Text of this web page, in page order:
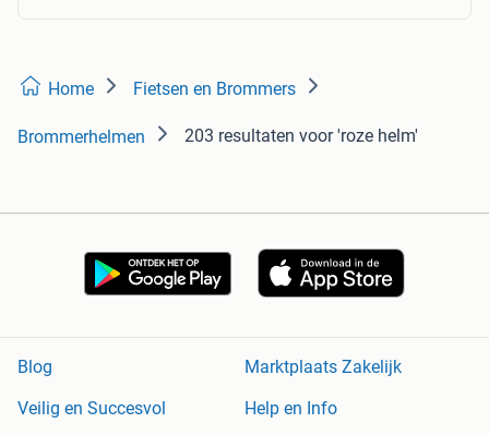
Home Fietsen en Brommers
Brommerhelmen 203 resultaten voor 'roze helm'
Blog
Marktplaats Zakelijk
Veilig en Succesvol
Help en Info